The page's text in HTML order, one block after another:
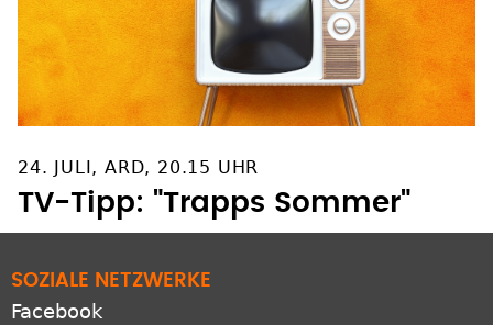
24. JULI, ARD, 20.15 UHR
TV-Tipp: "Trapps Sommer"
SOZIALE NETZWERKE
Facebook